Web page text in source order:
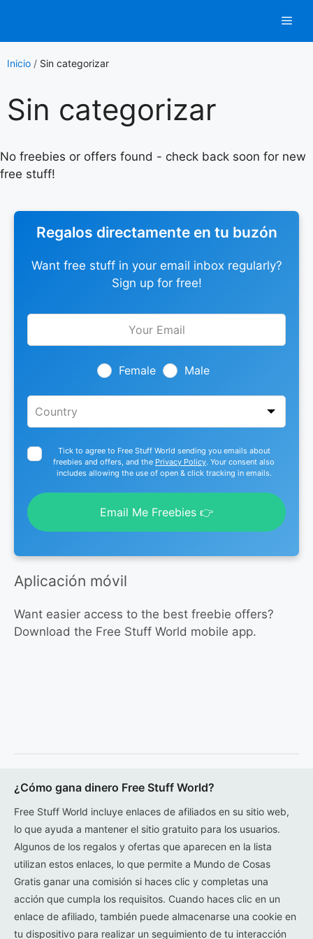
contenido
Inicio / Sin categorizar
Sin categorizar
No freebies or offers found - check back soon for new
free stuff!
Regalos directamente en tu buzón
Want free stuff in your email inbox regularly?
Sign up for free!
Leave
Female Male
Tick to agree to Free Stuff World sending you emails about
freebies and offers, and the Privacy Policy. Your consent also
includes allowing the use of open & click tracking in emails.
Email Me Freebies 👉
Aplicación móvil
Want easier access to the best freebie offers?
Download the Free Stuff World mobile app.
¿Cómo gana dinero Free Stuff World?
Free Stuff World incluye enlaces de afiliados en su sitio web,
lo que ayuda a mantener el sitio gratuito para los usuarios.
Algunos de los regalos y ofertas que aparecen en la lista
utilizan estos enlaces, lo que permite a Mundo de Cosas
Gratis ganar una comisión si haces clic y completas una
acción que cumpla los requisitos. Cuando haces clic en un
enlace de afiliado, también puede almacenarse una cookie en
tu dispositivo para realizar un seguimiento de tu interacción